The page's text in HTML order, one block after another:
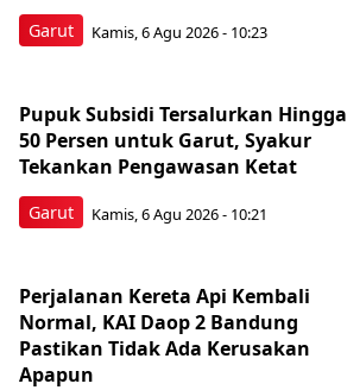
Garut Kamis, 6 Agu 2026 - 10:23
Garut
Pupuk Subsidi Tersalurkan Hingga
50 Persen untuk Garut, Syakur
Tekankan Pengawasan Ketat
Kamis, 6 Agu 2026 - 10:21
Perjalanan Kereta Api Kembali
Normal, KAI Daop 2 Bandung
Pastikan Tidak Ada Kerusakan
Apapun